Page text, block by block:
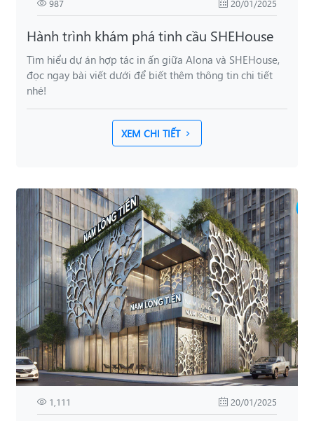
987 20/01/2025
Hành trình khám phá tinh cầu SHEHouse
Tìm hiểu dự án hợp tác in ấn giữa Alona và SHEHouse,
đọc ngay bài viết dưới để biết thêm thông tin chi tiết
nhé!
XEM CHI TIẾT
1,111 20/01/2025